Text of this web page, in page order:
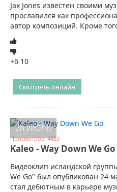
Jax Jones известен своими
прославился как
автор композиций. Кроме
+6 10
Смотреть онлайн
28 ИЮЛЬ
Просмотров: 4453
Kaleo - Way Down We Go
Видеоклип исландской
We Go" был опубликован 24
стал дебютным в карьере